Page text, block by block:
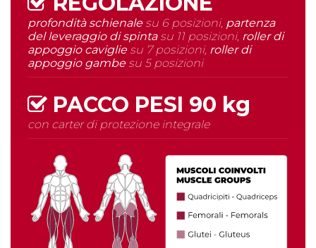
profondità schienalesu 6 posizioni, partenza
del leveraggio di spintasu 11 posizioni, roller di
appoggio caviglie su 7 posizioni, roller di
appoggio gambesu 5 posizioni
PACCO PESI 90 kg
con carter di protezione integrale